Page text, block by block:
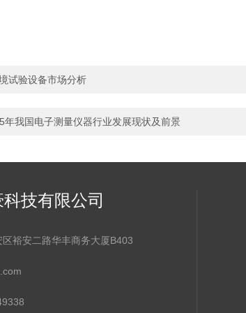
试验设备市场分析
年我国电子测量仪器行业发展现状及前景
技有限公司
裕安二路华丰商务大厦B403